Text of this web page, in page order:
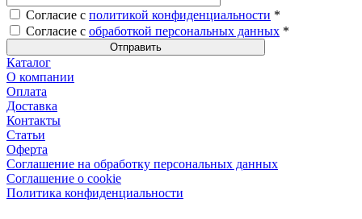
Согласие с политикой конфиденциальности *
Согласие с обработкой персональных данных *
Каталог
О компании
Оплата
Доставка
Контакты
Статьи
Оферта
Соглашение на обработку персональных данных
Соглашение о cookie
Политика конфиденциальности